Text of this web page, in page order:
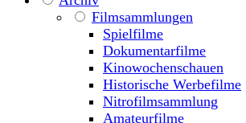
Filmsammlungen
Spielfilme
Dokumentarfilme
Kinowochenschauen
Historische Werbefilme
Nitrofilmsammlung
Amateurfilme